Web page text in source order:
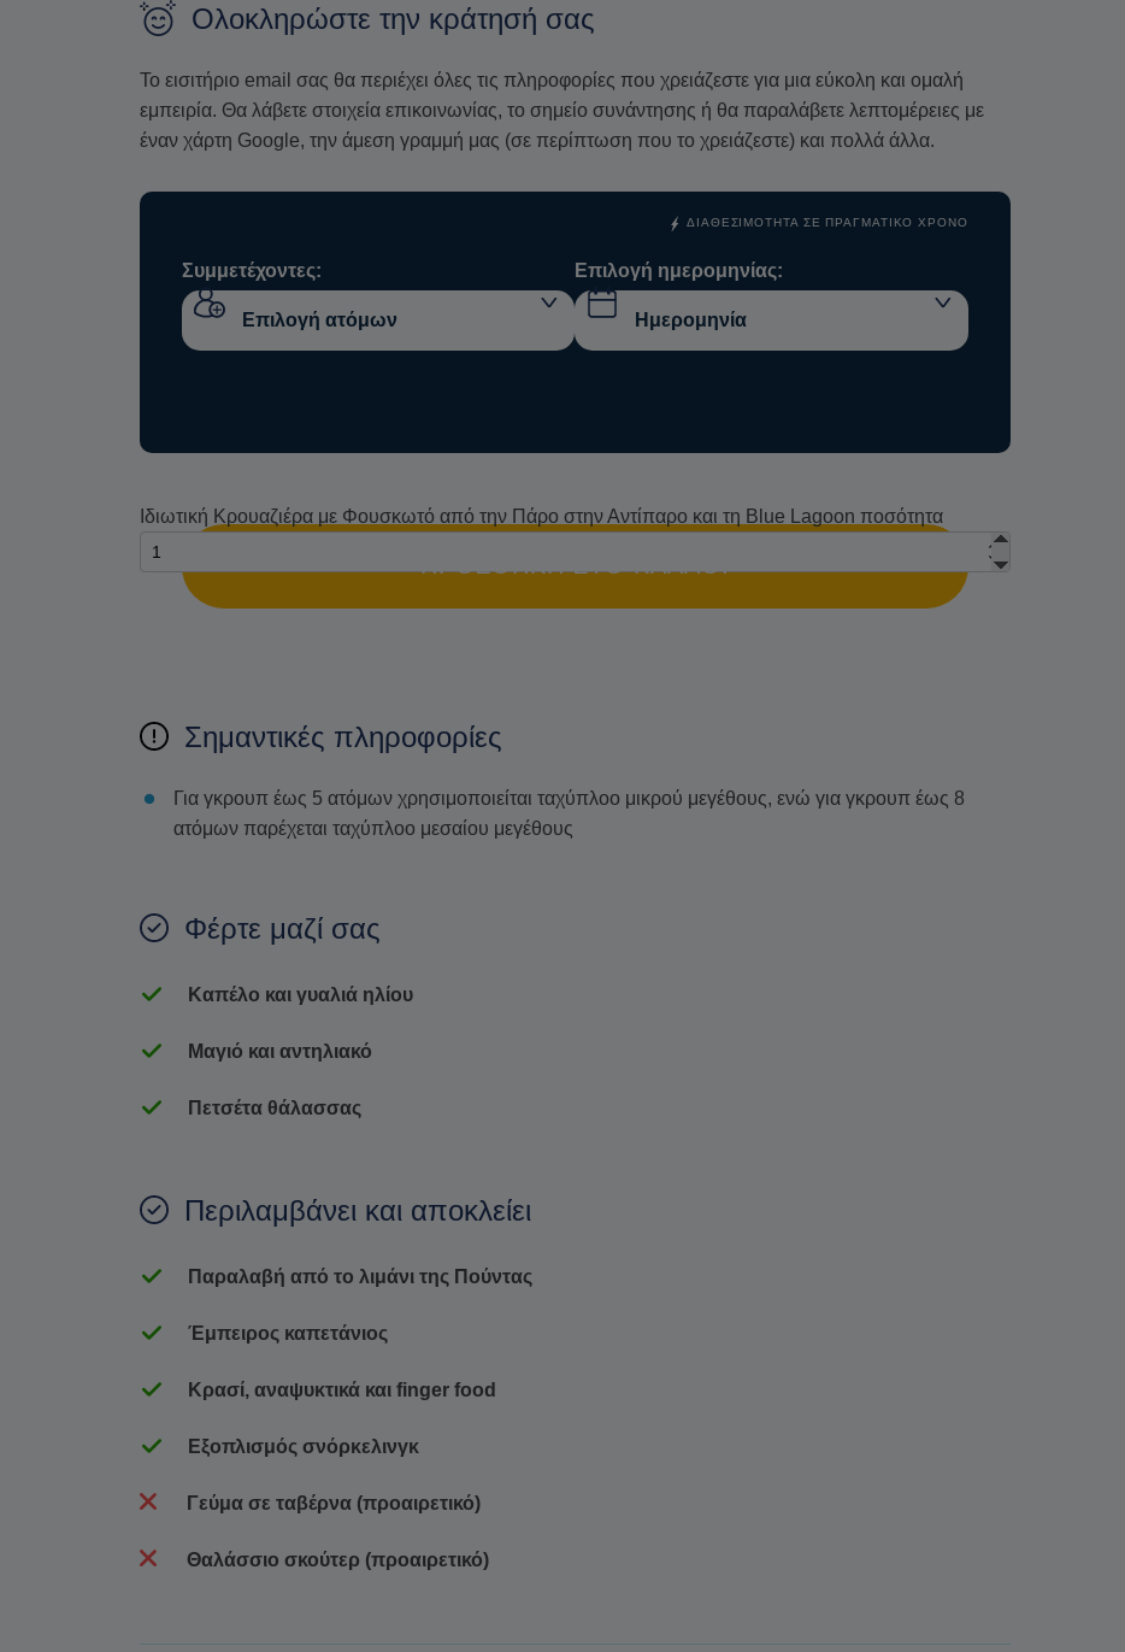
Ολοκληρώστε την κράτησή σας
Το εισιτήριο email σας θα περιέχει όλες τις πληροφορίες που χρειάζεστε για μια εύκολη και ομαλή
εμπειρία. Θα λάβετε στοιχεία επικοινωνίας, το σημείο συνάντησης ή θα παραλάβετε λεπτομέρειες με
έναν χάρτη Google, την άμεση γραμμή μας (σε περίπτωση που το χρειάζεστε) και πολλά άλλα.
ΔΙΑΘΕΣΙΜΌΤΗΤΑ ΣΕ ΠΡΑΓΜΑΤΙΚΌ ΧΡΌΝΟ
Συμμετέχοντες: Επιλογή ημερομηνίας:
Ιδιωτική Κρουαζιέρα με Φουσκωτό από την Πάρο στην Αντίπαρο και τη Blue Lagoon ποσότητα
Σημαντικές πληροφορίες
Για γκρουπ έως 5 ατόμων χρησιμοποιείται ταχύπλοο μικρού μεγέθους, ενώ για γκρουπ έως 8
ατόμων παρέχεται ταχύπλοο μεσαίου μεγέθους
Φέρτε μαζί σας
Καπέλο και γυαλιά ηλίου
Μαγιό και αντηλιακό
Πετσέτα θάλασσας
Περιλαμβάνει και αποκλείει
Παραλαβή από το λιμάνι της Πούντας
Έμπειρος καπετάνιος
Κρασί, αναψυκτικά και finger food
Εξοπλισμός σνόρκελινγκ
Γεύμα σε ταβέρνα (προαιρετικό)
Θαλάσσιο σκούτερ (προαιρετικό)